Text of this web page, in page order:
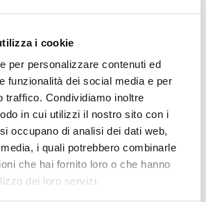
i cookie
per personalizzare contenuti ed
funzionalità dei social media e per
traffico. Condividiamo inoltre
in cui utilizzi il nostro sito con i
occupano di analisi dei dati web,
i quali potrebbero combinarle
che hai fornito loro o che hanno
dei loro servizi.
qui le acque scorrono verso il Mar
l’Adriatico.
visibile anche il percorso della
tradizione secolare riconosciuta
culturale immateriale
presso la funivia del ghiacciaio